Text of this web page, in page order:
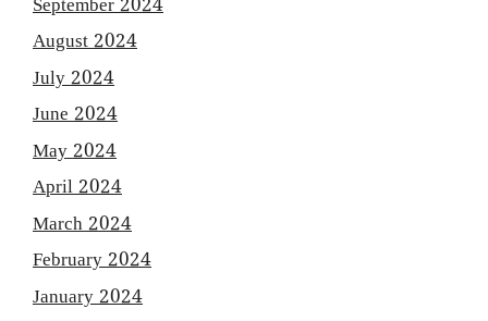
September 2024
August 2024
July 2024
June 2024
May 2024
April 2024
March 2024
February 2024
January 2024